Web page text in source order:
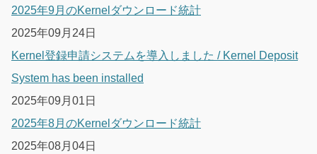
2025年9月のKernelダウンロード統計
2025年09月24日
Kernel登録申請システムを導入しました / Kernel Deposit
System has been installed
2025年09月01日
2025年8月のKernelダウンロード統計
2025年08月04日